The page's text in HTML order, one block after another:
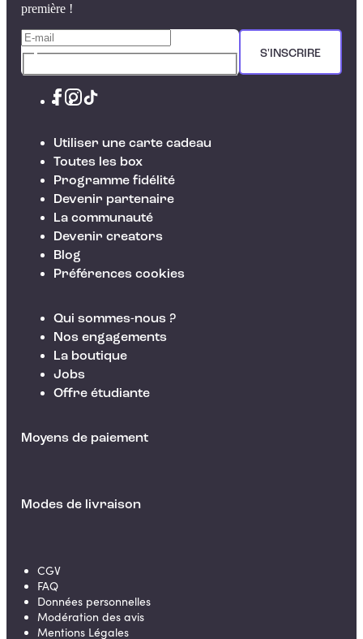
première !
S'INSCRIRE
Utiliser une carte cadeau
Toutes les box
Programme fidélité
Devenir partenaire
La communauté
Devenir creators
Blog
Préférences cookies
Qui sommes-nous ?
Nos engagements
La boutique
Jobs
Offre étudiante
Moyens de paiement
Modes de livraison
CGV
FAQ
Données personnelles
Modération des avis
Mentions Légales